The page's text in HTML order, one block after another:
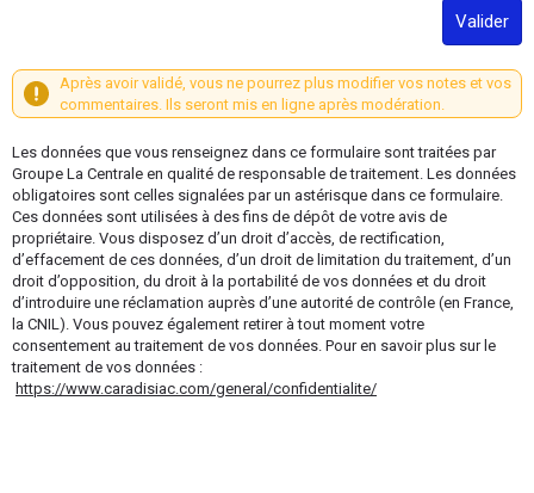
Valider
Après avoir validé, vous ne pourrez plus modifier vos notes et vos
commentaires. Ils seront mis en ligne après modération.
Les données que vous renseignez dans ce formulaire sont traitées par
Groupe La Centrale en qualité de responsable de traitement. Les données
obligatoires sont celles signalées par un astérisque dans ce formulaire.
Ces données sont utilisées à des fins de dépôt de votre avis de
propriétaire. Vous disposez d’un droit d’accès, de rectification,
d’effacement de ces données, d’un droit de limitation du traitement, d’un
droit d’opposition, du droit à la portabilité de vos données et du droit
d’introduire une réclamation auprès d’une autorité de contrôle (en France,
la CNIL). Vous pouvez également retirer à tout moment votre
consentement au traitement de vos données. Pour en savoir plus sur le
traitement de vos données :
https://www.caradisiac.com/general/confidentialite/